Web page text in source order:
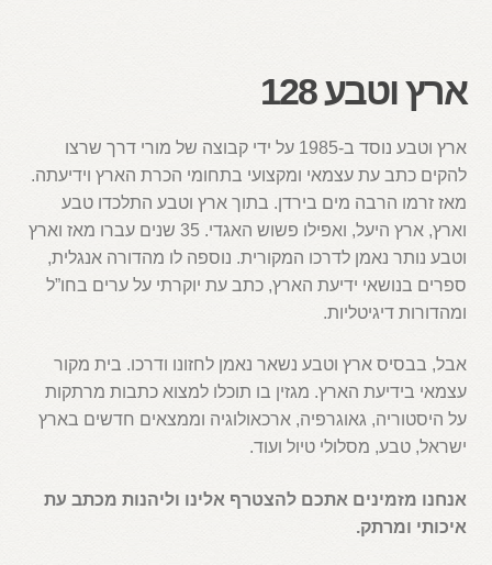
ארץ וטבע 128
ארץ וטבע נוסד ב-1985 על ידי קבוצה של מורי דרך שרצו
להקים כתב עת עצמאי ומקצועי בתחומי הכרת הארץ וידיעתה.
מאז זרמו הרבה מים בירדן. בתוך ארץ וטבע התלכדו טבע
וארץ, ארץ היעל, ואפילו פשוש האגדי. 35 שנים עברו מאז וארץ
וטבע נותר נאמן לדרכו המקורית. נוספה לו מהדורה אנגלית,
ספרים בנושאי ידיעת הארץ, כתב עת יוקרתי על ערים בחו”ל
ומהדורות דיגיטליות.
אבל, בבסיס ארץ וטבע נשאר נאמן לחזונו ודרכו. בית מקור
עצמאי בידיעת הארץ. מגזין בו תוכלו למצוא כתבות מרתקות
על היסטוריה, גאוגרפיה, ארכאולוגיה וממצאים חדשים בארץ
ישראל, טבע, מסלולי טיול ועוד.
אנחנו מזמינים אתכם להצטרף אלינו וליהנות מכתב עת
איכותי ומרתק.